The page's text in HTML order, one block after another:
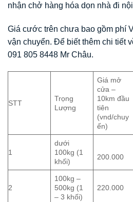
nhận chở hàng hóa dọn nhà đi
Giá cước trên chưa bao gồm phí
vận chuyển. Để biết thêm chi tiết
091 805 8448 Mr Châu.
STT
Trọng
Lượng
Giá mở
cửa –
10km đầu
tiên
(vnd/chuy
ến)
1
dưới
100kg (1
khối)
200.000
2
100kg –
500kg (1
– 3 khối)
220.000